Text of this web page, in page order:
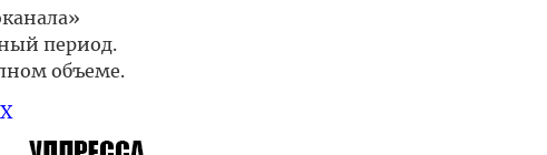
период.
объеме.